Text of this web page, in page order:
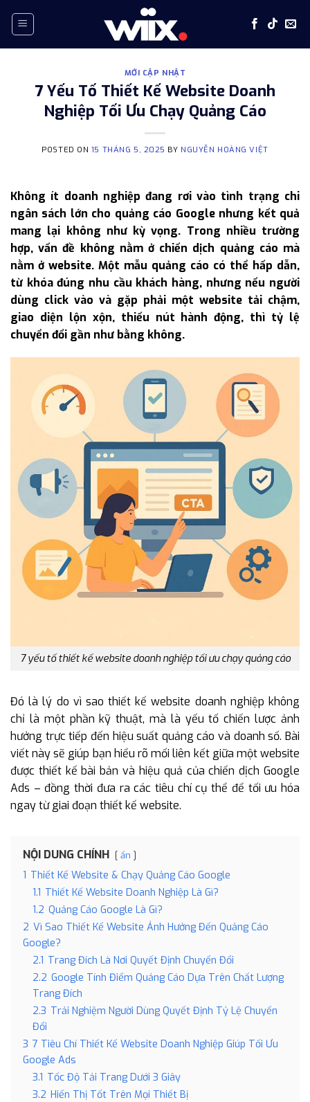
MỚI CẬP NHẬT
7 Yếu Tố Thiết Kế Website Doanh
Nghiệp Tối Ưu Chạy Quảng Cáo
POSTED ON 15 THÁNG 5, 2025 BY NGUYỄN HOÀNG VIỆT
Không ít doanh nghiệp đang rơi vào tình trạng chi
ngân sách lớn cho quảng cáo Google nhưng kết quả
mang lại không như kỳ vọng. Trong nhiều trường
hợp, vấn đề không nằm ở chiến dịch quảng cáo mà
nằm ở website. Một mẫu quảng cáo có thể hấp dẫn,
từ khóa đúng nhu cầu khách hàng, nhưng nếu người
dùng click vào và gặp phải một website tải chậm,
giao diện lộn xộn, thiếu nút hành động, thì tỷ lệ
chuyển đổi gần như bằng không.
7 yếu tố thiết kế website doanh nghiệp tối ưu chạy quảng cáo
Đó là lý do vì sao thiết kế website doanh nghiệp không
chỉ là một phần kỹ thuật, mà là yếu tố chiến lược ảnh
hưởng trực tiếp đến hiệu suất quảng cáo và doanh số. Bài
viết này sẽ giúp bạn hiểu rõ mối liên kết giữa một website
được thiết kế bài bản và hiệu quả của chiến dịch Google
Ads – đồng thời đưa ra các tiêu chí cụ thể để tối ưu hóa
ngay từ giai đoạn thiết kế website.
NỘI DUNG CHÍNH ẩn
1 Thiết Kế Website & Chạy Quảng Cáo Google
1.1 Thiết Kế Website Doanh Nghiệp Là Gì?
1.2 Quảng Cáo Google Là Gì?
2 Vì Sao Thiết Kế Website Ảnh Hưởng Đến Quảng Cáo
Google?
2.1 Trang Đích Là Nơi Quyết Định Chuyển Đổi
2.2 Google Tính Điểm Quảng Cáo Dựa Trên Chất Lượng
Trang Đích
2.3 Trải Nghiệm Người Dùng Quyết Định Tỷ Lệ Chuyển
Đổi
3 7 Tiêu Chí Thiết Kế Website Doanh Nghiệp Giúp Tối Ưu
Google Ads
3.1 Tốc Độ Tải Trang Dưới 3 Giây
3.2 Hiển Thị Tốt Trên Mọi Thiết Bị